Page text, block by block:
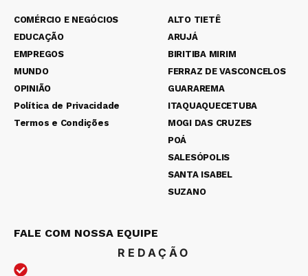
COMÉRCIO E NEGÓCIOS
EDUCAÇÃO
EMPREGOS
MUNDO
OPINIÃO
Política de Privacidade
Termos e Condições
ALTO TIETÊ
ARUJÁ
BIRITIBA MIRIM
FERRAZ DE VASCONCELOS
GUARAREMA
ITAQUAQUECETUBA
MOGI DAS CRUZES
POÁ
SALESÓPOLIS
SANTA ISABEL
SUZANO
FALE COM NOSSA EQUIPE
REDAÇÃO